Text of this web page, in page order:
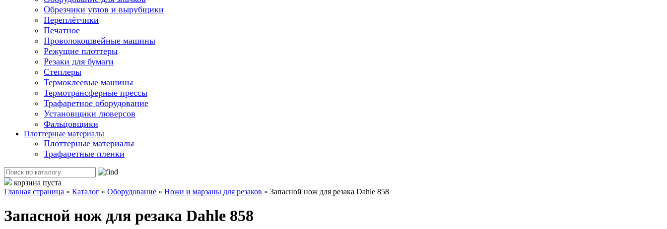
Обрезчики углов и вырубщики
Переплётчики
Печатное
Проволокошвейные машины
Режущие плоттеры
Резаки для бумаги
Степлеры
Термоклеевые машины
Термотрансферные прессы
Трафаретное оборудование
Установщики люверсов
Фальцовщики
Плоттерные материалы
Плоттерные материалы
Трафаретные пленки
корзина пуста
Главная страница » Каталог » Оборудование » Ножи и марзаны для резаков » Запасной нож для резака Dahle 858
Запасной нож для резака Dahle 858